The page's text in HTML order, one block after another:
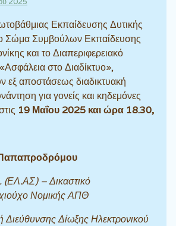
Εκπαίδευσης Δυτικής
Σώμα Συμβούλων Εκπαίδευσης
και το Διαπεριφερειακό
στο Διαδίκτυο»,
εξ αποστάσεως διαδικτυακή
για γονείς και κηδεμόνες
19 Μαΐου 2025 και ώρα 18.30,
(ΕΛ.ΑΣ) – Δικαστικό
Νομικής ΑΠΘ
Δίωξης Ηλεκτρονικού